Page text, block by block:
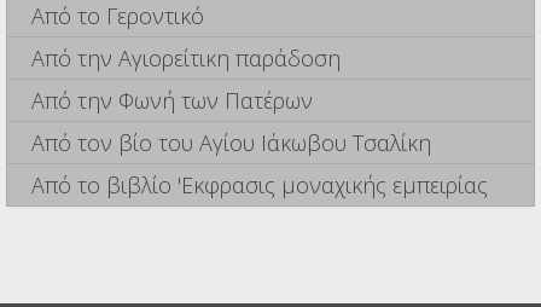
Από το Γεροντικό
Από την Αγιορείτικη παράδοση
Από την Φωνή των Πατέρων
Από τον βίο του Αγίου Ιάκωβου Τσαλίκη
Από το βιβλίο 'Εκφρασις μοναχικής εμπειρίας